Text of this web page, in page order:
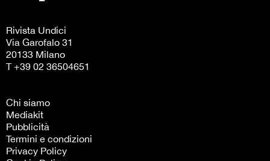
Rivista Undici
Via Garofalo 31
20133 Milano
T +39 02 36504651
Chi siamo
Mediakit
Pubblicità
Termini e condizioni
Privacy Policy